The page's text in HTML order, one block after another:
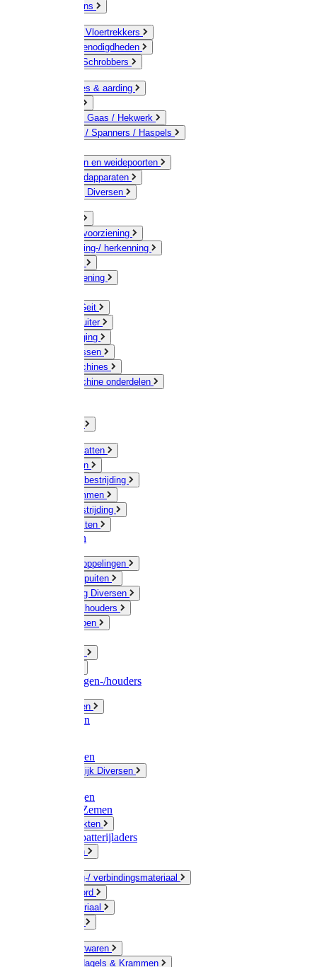
Betonmolens
Bezems & Vloertrekkers
Schildersbenodigdheden
Borstels / Schrobbers
Accessoires & aarding
Geleiders / Gaas / Hekwerk
Verbinders / Spanners / Haspels
Doorgangen en weidepoorten
Schrikdraadapparaten
Afrastering Diversen
Drinkwatervoorziening
Veemarkering-/ herkenning
Voervoorziening
Schaap / Geit
Paard & Ruiter
Veeverzorging
Scheermessen
Scheermachines
Scheermachine onderdelen
Muizen / Ratten
Drukspuiten
Ongediertebestrijding
Mollenklemmen
Onkruidbestrijding
Vliegenkasten
Meststoffen
Messing koppelingen
Gieters / Spuiten
Besproeiing Diversen
Slangen & houders
Waterpompen
Slangenwagen-/houders
Olie / Vetten
Chemicalien
Plasticzakken
Huishoudelijk Diversen
Zaksluitingen
Sponzen / Zemen
Zeepprodukten
Batterij & batterijladers
Zaklampen
Verpakking-/ verbindingsmateriaal
Touw / Koord
Afdekmateriaal
Kleine ijzerwaren
Spijkers, Nagels & Krammen